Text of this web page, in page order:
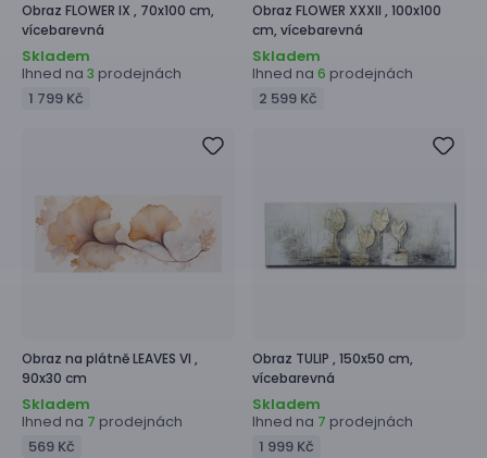
Obraz FLOWER IX , 70x100 cm,
vícebarevná
Skladem
Ihned na 3 prodejnách
1 799 Kč
Obraz FLOWER XXXII , 100x100
cm, vícebarevná
Skladem
Ihned na 6 prodejnách
2 599 Kč
Obraz na plátněLEAVES VI ,
90x30 cm
Skladem
Ihned na 7 prodejnách
569 Kč
Obraz TULIP , 150x50 cm,
vícebarevná
Skladem
Ihned na 7 prodejnách
1 999 Kč